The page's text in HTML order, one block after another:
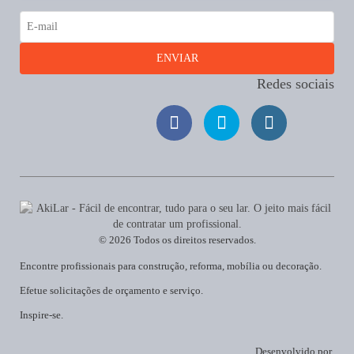
Redes sociais
Encontre profissionais para construção, reforma, mobília ou decoração.
Efetue solicitações de orçamento e serviço.
Inspire-se.
© 2026 Todos os direitos reservados.
Desenvolvido por